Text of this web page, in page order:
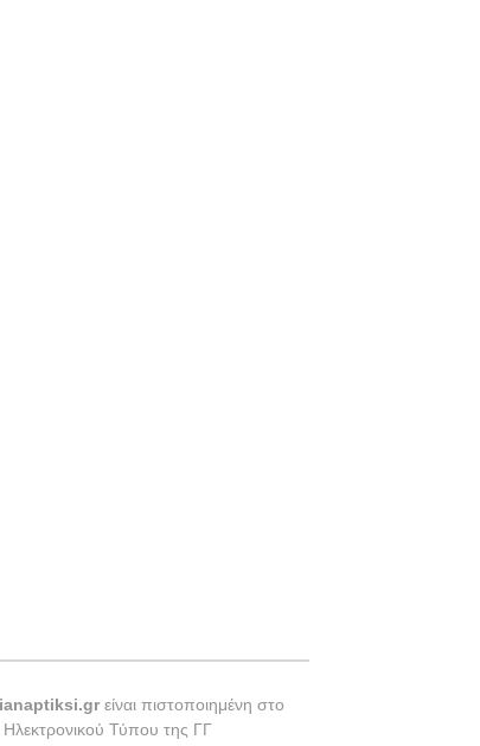
είναι πιστοποιημένη στο
Τύπου της ΓΓ